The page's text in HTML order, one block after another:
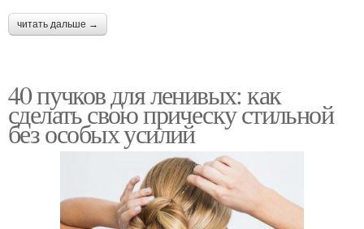
читать дальше →
40 пучков для ленивых: как
сделать свою прическу стильной
без особых усилий